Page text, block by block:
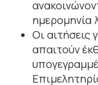
ημερομηνία
Οι αιτήσεις
απαιτούν